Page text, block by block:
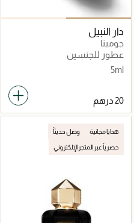
دار النبيل
جومينا
عطور للجنسين
5ml
هدايا مجانية وصل حديثاً
حصرياً عبر المتجر الإلكتروني